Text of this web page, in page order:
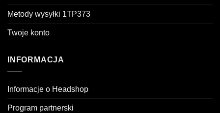
Metody wysyłki 1TP373
Twoje konto
INFORMACJA
Informacje o Headshop
Program partnerski